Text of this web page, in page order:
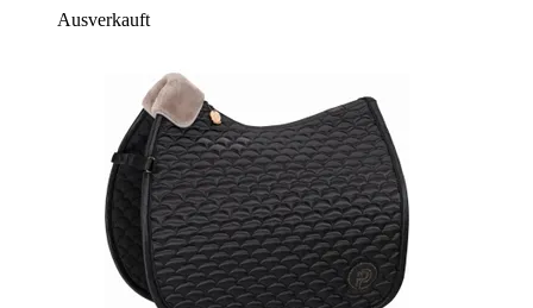
Ausverkauft